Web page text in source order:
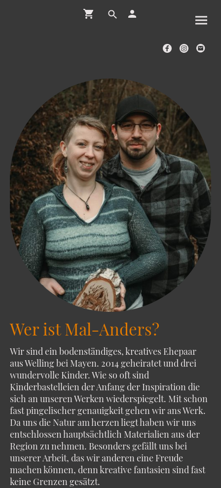
Wer ist Mal-Anders?
Wir sind ein bodenständiges, kreatives Ehepaar
aus Welling bei Mayen. 2014 geheiratet und drei
wundervolle Kinder. Wie so oft sind
Kinderbastelleien der Anfang der Inspiration die
sich an unseren Werken wiederspiegelt. Mit schon
fast pingelischer genauigkeit gehen wir ans Werk.
Da uns die Natur am herzen liegt haben wir uns
entschlossen hauptsächtlich Materialien aus der
Region zu nehmen. Besonders gefällt uns bei
unserer Arbeit, das wir anderen eine Freude
machen können, denn kreative fantasien sind fast
keine Grenzen gesätzt.